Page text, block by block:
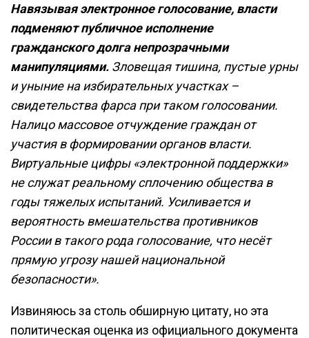
Навязывая электронное голосование, власти
подменяют публичное исполнение
гражданского долга непрозрачными
манипуляциями. Зловещая тишина, пустые урны
и уныние на избирательных участках –
свидетельства фарса при таком голосовании.
Налицо массовое отчуждение граждан от
участия в формировании органов власти.
Виртуальные цифры «электронной поддержки»
не служат реальному сплочению общества в
годы тяжелых испытаний. Усиливается и
вероятность вмешательства противников
России в такого рода голосование, что несёт
прямую угрозу нашей национальной
безопасности».
Извиняюсь за столь обширную цитату, но эта
политическая оценка из официального документа